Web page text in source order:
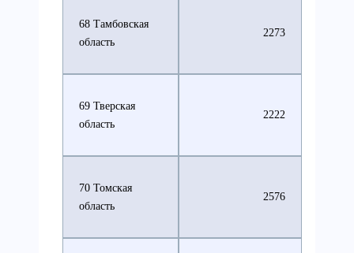
68 Тамбовская
область
2273
69 Тверская
область
2222
70 Томская
область
2576